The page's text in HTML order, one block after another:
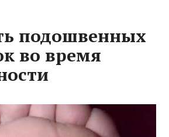
подошвенных
во время